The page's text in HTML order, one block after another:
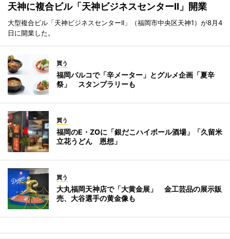
天神に複合ビル「天神ビジネスセンターII」開業
大型複合ビル「天神ビジネスセンターII」（福岡市中央区天神1）が8月4
日に開業した。
買う
福岡パルコで「辛メーター」とグルメ企画「夏辛
祭」 スタンプラリーも
買う
福岡のE・ZOに「銀だこハイボール酒場」「久留米
立花うどん 恩想」
買う
大丸福岡天神店で「大黄金展」 金工芸品の展示販
売、大谷選手の黄金像も